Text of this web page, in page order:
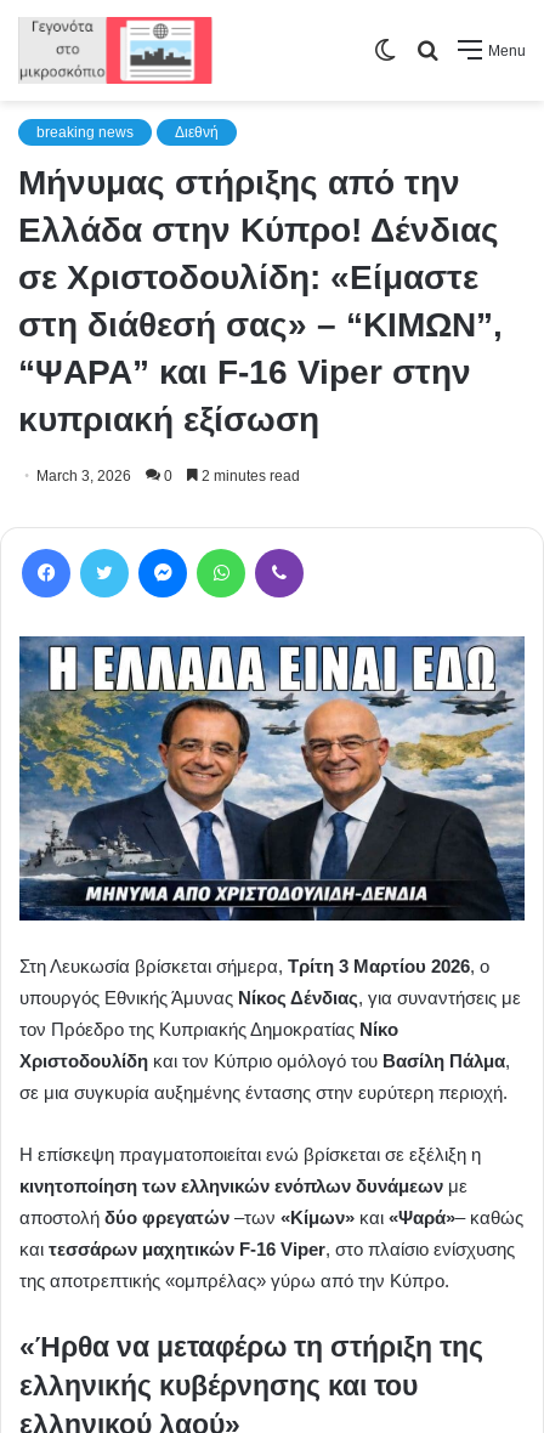
Menu
Search
Switch
breaking news Διεθνή
Μήνυμας στήριξης από την
Ελλάδα στην Κύπρο! Δένδιας
σε Χριστοδουλίδη: «Είμαστε
στη διάθεσή σας» – “ΚΙΜΩΝ”,
“ΨΑΡΑ” και F-16 Viper στην
κυπριακή εξίσωση
March 3, 2026 0 2 minutes read
Στη Λευκωσία βρίσκεται σήμερα, Τρίτη 3 Μαρτίου 2026, ο
υπουργός Εθνικής Άμυνας Νίκος Δένδιας, για συναντήσεις με
τον Πρόεδρο της Κυπριακής Δημοκρατίας Νίκο
Χριστοδουλίδη και τον Κύπριο ομόλογό του Βασίλη Πάλμα,
σε μια συγκυρία αυξημένης έντασης στην ευρύτερη περιοχή.
Η επίσκεψη πραγματοποιείται ενώ βρίσκεται σε εξέλιξη η
κινητοποίηση των ελληνικών ενόπλων δυνάμεων με
αποστολή δύο φρεγατών –των «Κίμων» και «Ψαρά»– καθώς
και τεσσάρων μαχητικών F-16 Viper, στο πλαίσιο ενίσχυσης
της αποτρεπτικής «ομπρέλας» γύρω από την Κύπρο.
«Ήρθα να μεταφέρω τη στήριξη της
ελληνικής κυβέρνησης και του
ελληνικού λαού»